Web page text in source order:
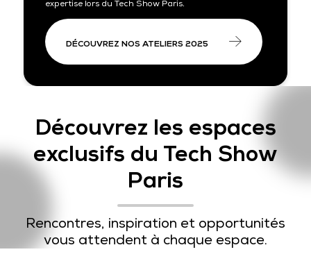
expertise lors du Tech Show Paris.
DÉCOUVREZ NOS ATELIERS 2025
Découvrez les espaces
exclusifs du Tech Show
Paris
Rencontres, inspiration et opportunités
vous attendent à chaque espace.